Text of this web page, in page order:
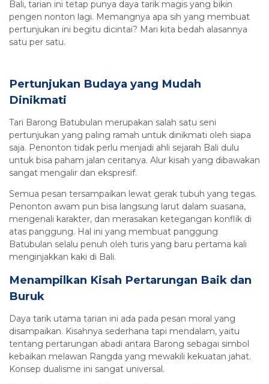
Bali, tarian ini tetap punya daya tarik magis yang bikin
pengen nonton lagi. Memangnya apa sih yang membuat
pertunjukan ini begitu dicintai? Mari kita bedah alasannya
satu per satu.
Pertunjukan Budaya yang Mudah
Dinikmati
Tari Barong Batubulan merupakan salah satu seni
pertunjukan yang paling ramah untuk dinikmati oleh siapa
saja. Penonton tidak perlu menjadi ahli sejarah Bali dulu
untuk bisa paham jalan ceritanya. Alur kisah yang dibawakan
sangat mengalir dan ekspresif.
Semua pesan tersampaikan lewat gerak tubuh yang tegas.
Penonton awam pun bisa langsung larut dalam suasana,
mengenali karakter, dan merasakan ketegangan konflik di
atas panggung. Hal ini yang membuat panggung
Batubulan selalu penuh oleh turis yang baru pertama kali
menginjakkan kaki di Bali.
Menampilkan Kisah Pertarungan Baik dan
Buruk
Daya tarik utama tarian ini ada pada pesan moral yang
disampaikan. Kisahnya sederhana tapi mendalam, yaitu
tentang pertarungan abadi antara Barong sebagai simbol
kebaikan melawan Rangda yang mewakili kekuatan jahat.
Konsep dualisme ini sangat universal.